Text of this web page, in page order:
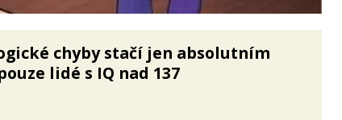
chyby stačí jen absolutním
lidé s IQ nad 137